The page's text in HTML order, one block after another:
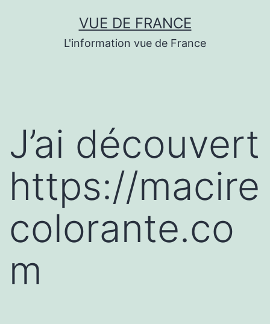
VUE DE FRANCE
L'information vue de France
J’ai découvert
https://macire
colorante.co
m